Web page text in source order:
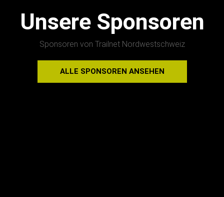
Unsere Sponsoren
Sponsoren von Trailnet Nordwestschweiz
ALLE SPONSOREN ANSEHEN